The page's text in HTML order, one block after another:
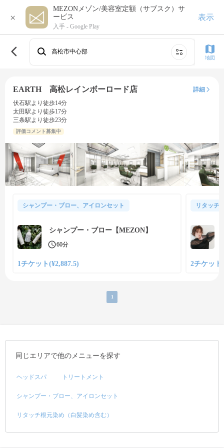
×
MEZONメゾン/美容室定額（サブスク）サ
ービス
入手 - Google Play
表示
高松市中心部
地図
EARTH 高松レインボーロード店
詳細
伏石駅より徒歩14分
太田駅より徒歩17分
三条駅より徒歩23分
評価コメント募集中
シャンプー・ブロー、アイロンセット
シャンプー・ブロー【MEZON】
60分
1チケット(¥2,887.5)
リタッチ
2チケット
1
同じエリアで他のメニューを探す
ヘッドスパ トリートメント
シャンプー・ブロー、アイロンセット
リタッチ根元染め（白髪染め含む）